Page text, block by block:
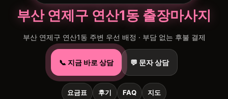
부산 연제구 연산1동 출장마사지
부산 연제구 연산1동 주변 우선 배정 · 부담 없는 후불 결제
📞 지금 바로 상담 💬 문자 상담
요금표 후기 FAQ 지도